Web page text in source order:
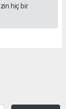
hiç bir